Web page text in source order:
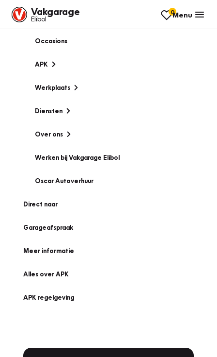
Vakgarage
Elibol
0Menu
Occasions
APK
Werkplaats
Diensten
Over ons
Werken bij Vakgarage Elibol
Oscar Autoverhuur
Direct naar
Garageafspraak
Meer informatie
Alles over APK
APK regelgeving